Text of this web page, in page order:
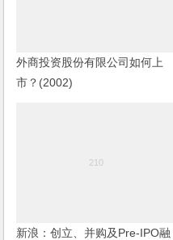
外商投资股份有限公司如何上
市？(2002)
新浪：创立、并购及Pre-IPO融